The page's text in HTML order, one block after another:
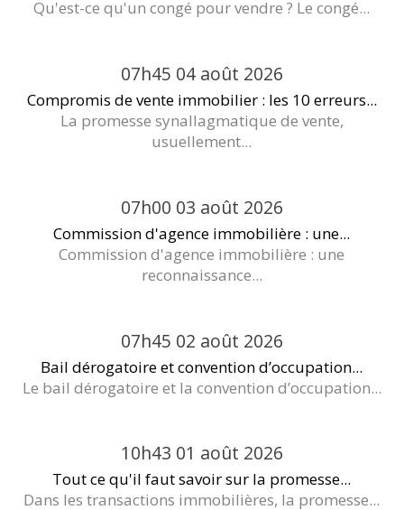
Qu'est-ce qu'un congé pour vendre ? Le congé...
07h45 04 août 2026
Compromis de vente immobilier : les 10 erreurs...
La promesse synallagmatique de vente,
usuellement...
07h00 03 août 2026
Commission d'agence immobilière : une...
Commission d'agence immobilière : une
reconnaissance...
07h45 02 août 2026
Bail dérogatoire et convention d’occupation...
Le bail dérogatoire et la convention d’occupation...
10h43 01 août 2026
Tout ce qu'il faut savoir sur la promesse...
Dans les transactions immobilières, la promesse...